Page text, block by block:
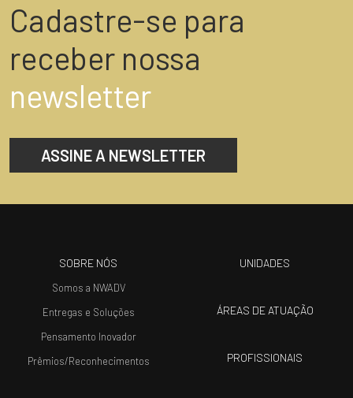
Cadastre-se para
receber nossa
newsletter
ASSINE A NEWSLETTER
SOBRE NÓS
Somos a NWADV
Entregas e Soluções
Pensamento Inovador
Prêmios/Reconhecimentos
UNIDADES
ÁREAS DE ATUAÇÃO
PROFISSIONAIS